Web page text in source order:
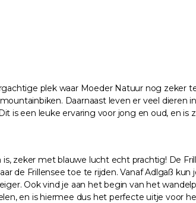
plek waar Moeder Natuur nog zeker
Daarnaast leven er veel dieren
is een leuke ervaring voor jong en oud, en is
zeker met blauwe lucht echt prachtig! De
de Frillensee toe te rijden. Vanaf Adlgaß kun
Ook vind je aan het begin van het
en is hiermee dus het perfecte uitje voor